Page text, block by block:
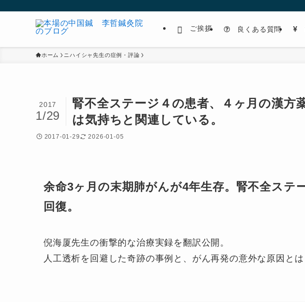
ご挨拶 良くある質問
ホーム ニハイシャ先生の症例・評論
腎不全ステージ４の患者、４ヶ月の漢方
は気持ちと関連している。
2017
1/29
2017-01-29 2026-01-05
余命3ヶ月の末期肺がんが4年生存。腎不全ステ
回復。
倪海厦先生の衝撃的な治療実録を翻訳公開。
人工透析を回避した奇跡の事例と、がん再発の意外な原因とは